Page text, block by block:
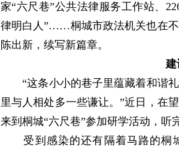
家“六尺巷”公共法律服务工作站、
律明白人”……桐城市政法机关也在
陈出新，续写新篇章。
建
“这条小小的巷子里蕴藏着和谐礼
里与人相处多一些谦让。”近日，在
来到桐城“六尺巷”参加研学活动，听
受到感染的还有隔着马路的桐